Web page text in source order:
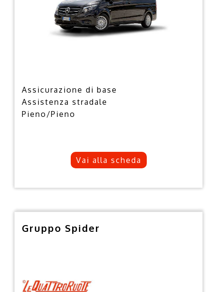
Assicurazione di base
Assistenza stradale
Pieno/Pieno
Vai alla scheda
Gruppo Spider